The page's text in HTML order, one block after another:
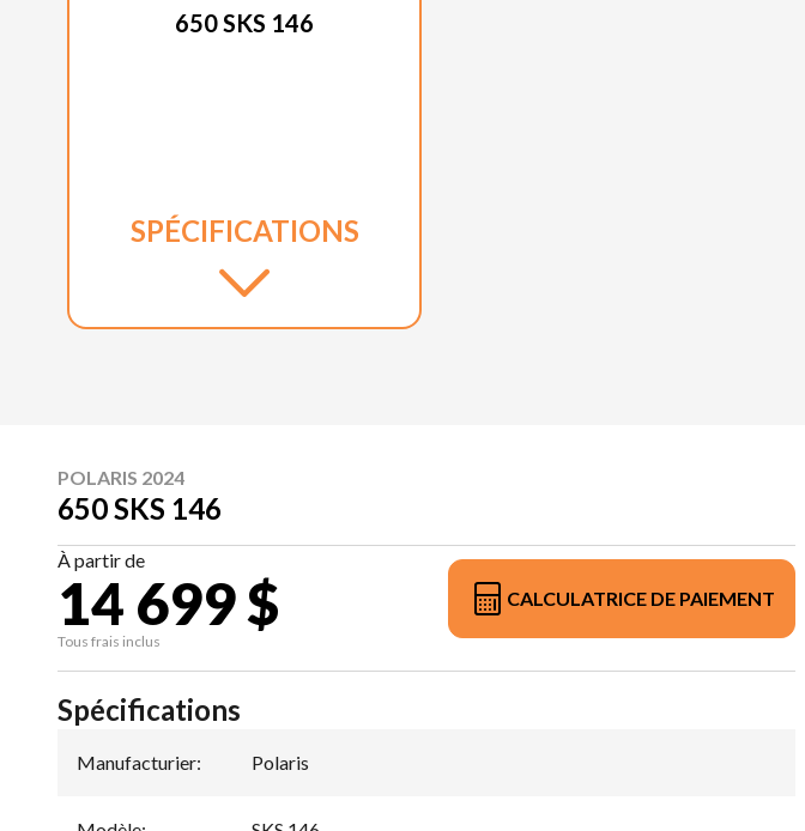
650 SKS 146
SPÉCIFICATIONS
POLARIS 2024
650 SKS 146
À partir de
14 699 $
Tous frais inclus
CALCULATRICE DE PAIEMENT
Spécifications
Manufacturier: Polaris